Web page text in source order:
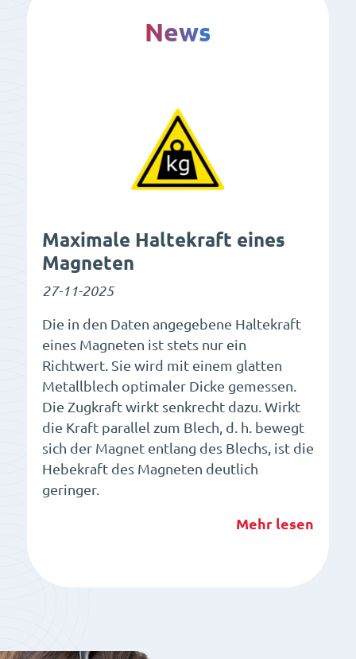
News
Maximale Haltekraft eines
Magneten
27-11-2025
Die in den Daten angegebene Haltekraft
eines Magneten ist stets nur ein
Richtwert. Sie wird mit einem glatten
Metallblech optimaler Dicke gemessen.
Die Zugkraft wirkt senkrecht dazu. Wirkt
die Kraft parallel zum Blech, d. h. bewegt
sich der Magnet entlang des Blechs, ist die
Hebekraft des Magneten deutlich
geringer.
Mehr lesen